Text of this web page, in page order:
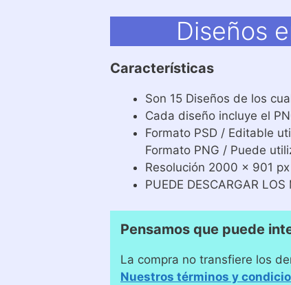
Diseños
Características
Son 15 Diseños de los
Cada diseño incluye el
Formato PSD / Editable
Formato PNG / Puede
Resolución 2000 x 901 px
PUEDE DESCARGAR
Pensamos que puede
La compra no transfiere los
Nuestros términos y